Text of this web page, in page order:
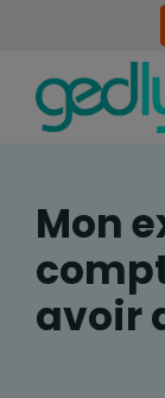
Mon
avoir